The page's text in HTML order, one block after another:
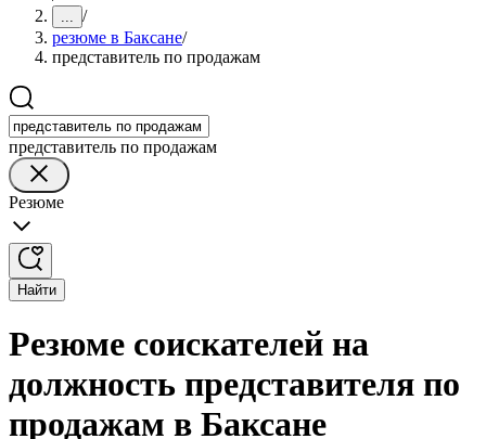
... /
резюме в Баксане/
представитель по продажам
представитель по продажам
Резюме
Найти
Резюме соискателей на
должность представителя по
продажам в Баксане